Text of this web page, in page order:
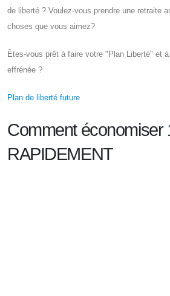
de liberté ? Voulez-vous prendre une retraite
choses que vous aimez?
Êtes-vous prêt à faire votre "Plan Liberté" et
effrénée ?
Plan de liberté future
Comment économiser
RAPIDEMENT